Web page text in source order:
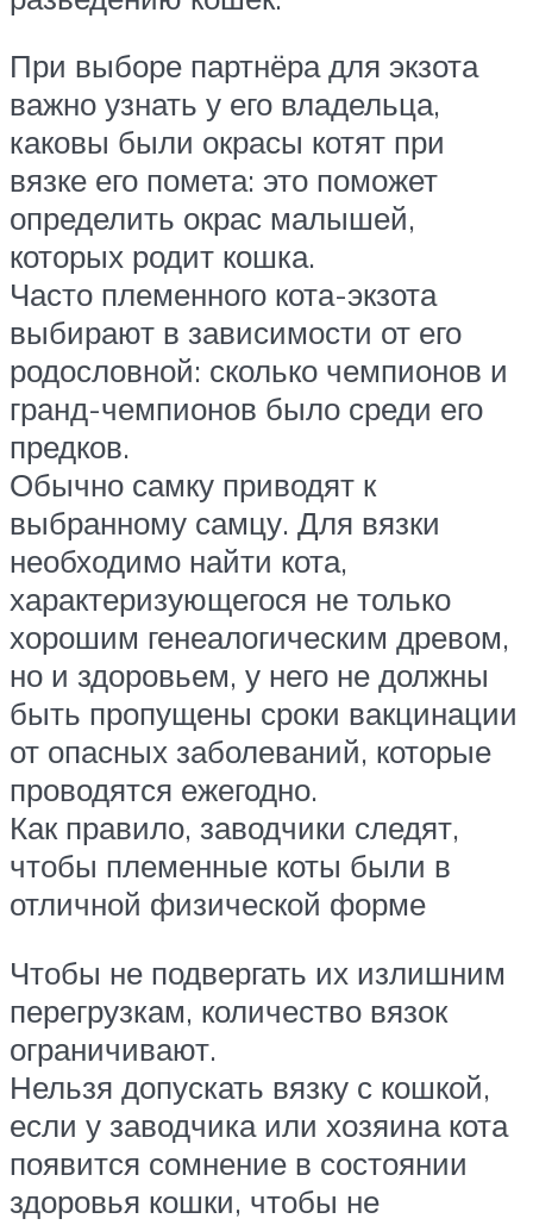
При выборе партнёра для экзота
важно узнать у его владельца,
каковы были окрасы котят при
вязке его помета: это поможет
определить окрас малышей,
которых родит кошка.
Часто племенного кота-экзота
выбирают в зависимости от его
родословной: сколько чемпионов и
гранд-чемпионов было среди его
предков.
Обычно самку приводят к
выбранному самцу. Для вязки
необходимо найти кота,
характеризующегося не только
хорошим генеалогическим древом,
но и здоровьем, у него не должны
быть пропущены сроки вакцинации
от опасных заболеваний, которые
проводятся ежегодно.
Как правило, заводчики следят,
чтобы племенные коты были в
отличной физической форме
Чтобы не подвергать их излишним
перегрузкам, количество вязок
ограничивают.
Нельзя допускать вязку с кошкой,
если у заводчика или хозяина кота
появится сомнение в состоянии
здоровья кошки, чтобы не